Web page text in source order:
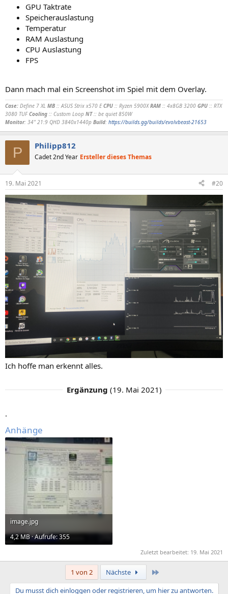
GPU Taktrate
Speicherauslastung
Temperatur
RAM Auslastung
CPU Auslastung
FPS
Dann mach mal ein Screenshot im Spiel mit dem Overlay.
Case: Define 7 XL MB :: ASUS Strix x570 ECPU :: Ryzen 5900XRAM :: 4x8GB 3200 GPU :: RTX
3080 TUFCooling :: Custom Loop NT :: be quiet 850W
Monitor: 34" 21:9 QHD 3840x1440p Build: https://builds.gg/builds/evolvbeast-21653
P Philipp812
Cadet 2nd Year Ersteller dieses Themas
19. Mai 2021 #20
Ich hoffe man erkennt alles.
Ergänzung (19. Mai 2021)
.
Anhänge
image.jpg
4,2 MB · Aufrufe: 355
Zuletzt bearbeitet: 19. Mai 2021
1 von 2 Nächste
Du musst dich einloggen oder registrieren, um hier zu antworten.